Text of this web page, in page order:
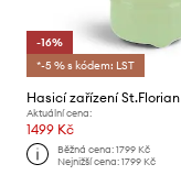
-16%
*-5 % s kódem: LST
Hasicí zařízení St.Florian
Aktuální cena:
1499 Kč
Běžná cena:1799 Kč
Nejnižší cena:1799 Kč